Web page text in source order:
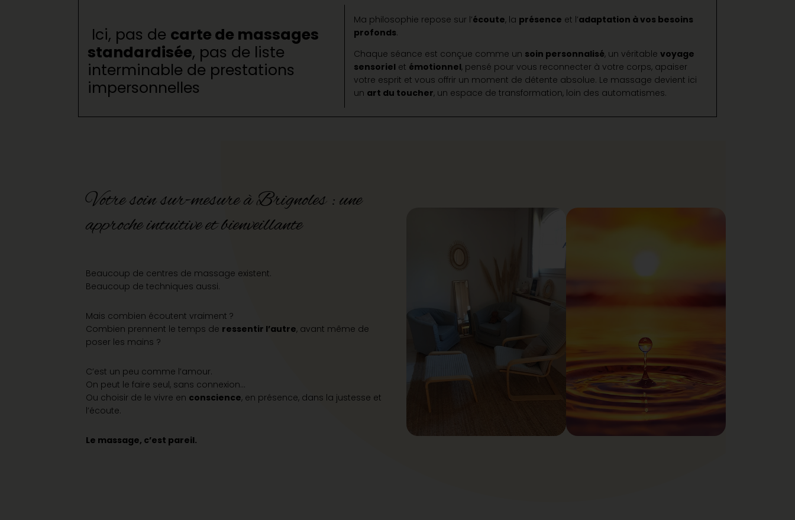
Ici, pas de carte de massages
standardisée, pas de liste
interminable de prestations
impersonnelles
Ma philosophie repose sur l’écoute, la présence et l’adaptation à vos besoins
profonds.
Chaque séance est conçue comme un soin personnalisé, un véritablevoyage
sensoriel et émotionnel, pensé pour vous reconnecter à votre corps, apaiser
votre esprit et vous offrir un moment de détente absolue. Le massage devient ici
un art du toucher, un espace de transformation, loin des automatismes.
Votre soin sur-mesure à Brignoles : une
approche intuitive et bienveillante
Beaucoup de centres de massage existent.
Beaucoup de techniques aussi.
Mais combien écoutent vraiment ?
Combien prennent le temps de ressentir l’autre, avant même de
poser les mains ?
C’est un peu comme l’amour.
On peut le faire seul, sans connexion…
Ou choisir de le vivre en conscience, en présence, dans la justesse et
l’écoute.
Le massage, c’est pareil.